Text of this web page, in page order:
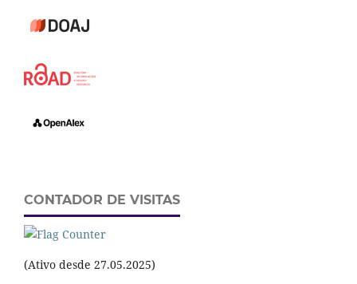
CONTADOR DE VISITAS
(Ativo desde 27.05.2025)